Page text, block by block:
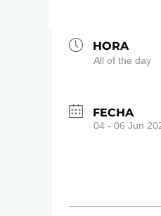
HORA
All of the day
FECHA
04 - 06 Jun